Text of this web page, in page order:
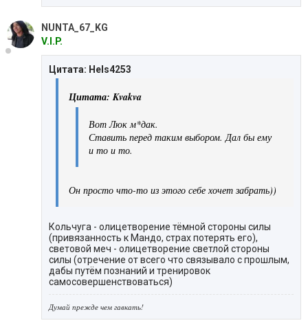
NUNTA_67_KG
V.I.P.
Цитата: Hels4253
Цитата: Kvakva
Вот Люк м*дак.
Ставить перед таким выбором. Дал бы ему
и то и то.
Он просто что-то из этого себе хочет забрать))
Кольчуга - олицетворение тёмной стороны силы
(привязанность к Мандо, страх потерять его),
световой меч - олицетворение светлой стороны
силы (отречение от всего что связывало с прошлым,
дабы путём познаний и тренировок
самосовершенствоваться)
Думай прежде чем гавкать!